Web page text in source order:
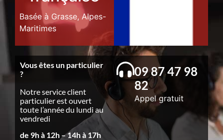
Basée à Grasse, Alpes-
Maritimes
Vous êtes un particulier
?
Notre service client
particulier est ouvert
toute l’année du lundi au
vendredi
de 9h à 12h – 14h à 17h
09 87 47 98
82
Appel gratuit